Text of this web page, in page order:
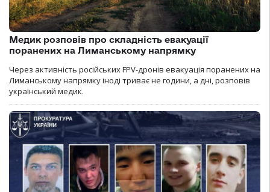
Медик розповів про складність евакуації
поранених на Лиманському напрямку
Через активність російських FPV-дронів евакуація поранених на
Лиманському напрямку іноді триває не години, а дні, розповів
український медик.